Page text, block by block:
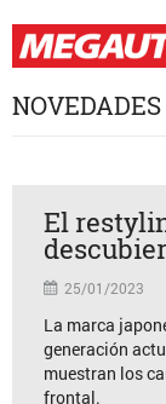
NOVEDADES
El
25/01/2023
La marca
generación
muestran los
frontal.